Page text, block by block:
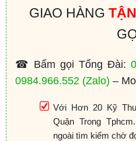
GIAO HÀNG
☎ Bấm gọi Tổng Đài:
0984.966.552 (Zalo) –
Với Hơn 20 Kỹ
Quận Trong
ngoài tìm kiếm chờ